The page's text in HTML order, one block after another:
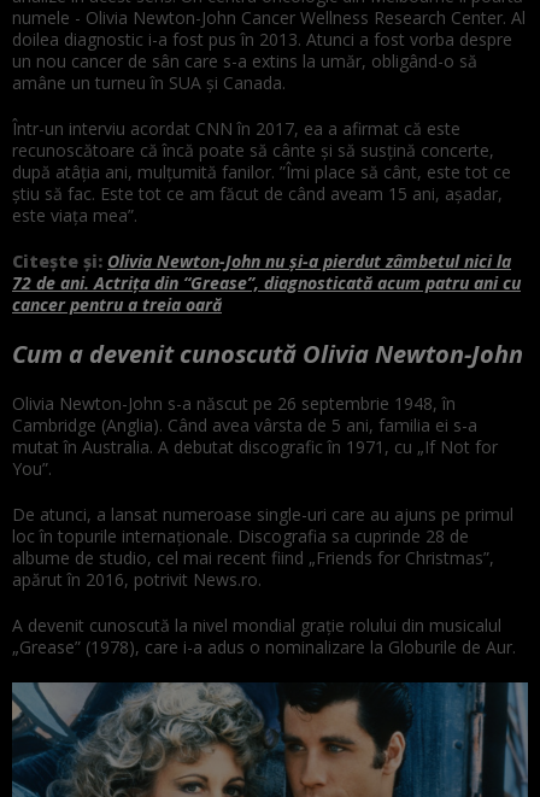
numele - Olivia Newton-John Cancer Wellness Research Center. Al
doilea diagnostic i-a fost pus în 2013. Atunci a fost vorba despre
un nou cancer de sân care s-a extins la umăr, obligând-o să
amâne un turneu în SUA şi Canada.
Într-un interviu acordat CNN în 2017, ea a afirmat că este
recunoscătoare că încă poate să cânte şi să susţină concerte,
după atâţia ani, mulţumită fanilor. ”Îmi place să cânt, este tot ce
ştiu să fac. Este tot ce am făcut de când aveam 15 ani, aşadar,
este viaţa mea”.
Citește și: Olivia Newton-John nu și-a pierdut zâmbetul nici la
72 de ani. Actrița din “Grease”, diagnosticată acum patru ani cu
cancer pentru a treia oară
Cum a devenit cunoscută Olivia Newton-John
Olivia Newton-John s-a născut pe 26 septembrie 1948, în
Cambridge (Anglia). Când avea vârsta de 5 ani, familia ei s-a
mutat în Australia. A debutat discografic în 1971, cu „If Not for
You”.
De atunci, a lansat numeroase single-uri care au ajuns pe primul
loc în topurile internaţionale. Discografia sa cuprinde 28 de
albume de studio, cel mai recent fiind „Friends for Christmas”,
apărut în 2016, potrivit News.ro.
A devenit cunoscută la nivel mondial graţie rolului din musicalul
„Grease” (1978), care i-a adus o nominalizare la Globurile de Aur.